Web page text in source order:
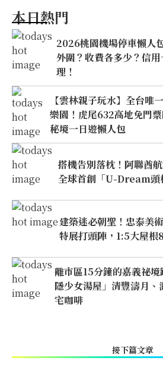
本日熱門
2026桃園機場停車懶人
外圍？收費各多少？信
理！
【雲林親子玩水】全台唯
樂園！虎尾632高地免門
秘境一日遊懶人包
搭機告別落枕！阿聯酋
全球首創「U-Dream頭
建築迷必朝聖！忠泰美
特展打頭陣，1:5大屋根
離市區15分鐘的嘉義祕
隱少女湯屋」清豐濤月
宅咖啡
接下篇文章